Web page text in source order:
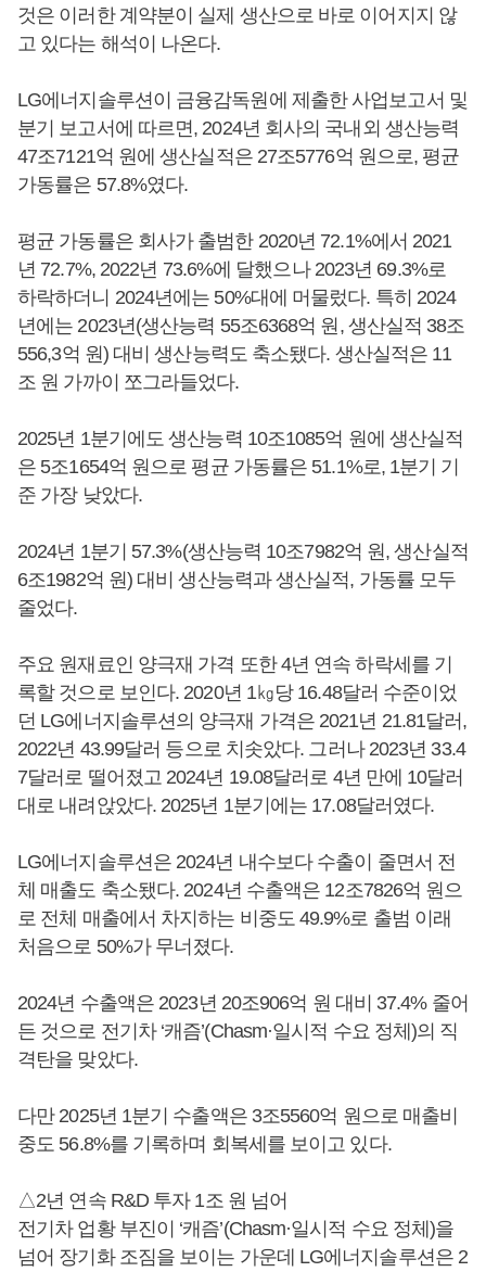
것은 이러한 계약분이 실제 생산으로 바로 이어지지 않
고 있다는 해석이 나온다.
LG에너지솔루션이 금융감독원에 제출한 사업보고서 및
분기 보고서에 따르면, 2024년 회사의 국내외 생산능력
47조7121억 원에 생산실적은 27조5776억 원으로, 평균
가동률은 57.8%였다.
평균 가동률은 회사가 출범한 2020년 72.1%에서 2021
년 72.7%, 2022년 73.6%에 달했으나 2023년 69.3%로
하락하더니 2024년에는 50%대에 머물렀다. 특히 2024
년에는 2023년(생산능력 55조6368억 원, 생산실적 38조
556,3억 원) 대비 생산능력도 축소됐다. 생산실적은 11
조 원 가까이 쪼그라들었다.
2025년 1분기에도 생산능력 10조1085억 원에 생산실적
은 5조1654억 원으로 평균 가동률은 51.1%로, 1분기 기
준 가장 낮았다.
2024년 1분기 57.3%(생산능력 10조7982억 원, 생산실적
6조1982억 원) 대비 생산능력과 생산실적, 가동률 모두
줄었다.
주요 원재료인 양극재 가격 또한 4년 연속 하락세를 기
록할 것으로 보인다. 2020년 1㎏당 16.48달러 수준이었
던 LG에너지솔루션의 양극재 가격은 2021년 21.81달러,
2022년 43.99달러 등으로 치솟았다. 그러나 2023년 33.4
7달러로 떨어졌고 2024년 19.08달러로 4년 만에 10달러
대로 내려앉았다. 2025년 1분기에는 17.08달러였다.
LG에너지솔루션은 2024년 내수보다 수출이 줄면서 전
체 매출도 축소됐다. 2024년 수출액은 12조7826억 원으
로 전체 매출에서 차지하는 비중도 49.9%로 출범 이래
처음으로 50%가 무너졌다.
2024년 수출액은 2023년 20조906억 원 대비 37.4% 줄어
든 것으로 전기차 ‘캐즘’(Chasm·일시적 수요 정체)의 직
격탄을 맞았다.
다만 2025년 1분기 수출액은 3조5560억 원으로 매출비
중도 56.8%를 기록하며 회복세를 보이고 있다.
△2년 연속 R&D 투자 1조 원 넘어
전기차 업황 부진이 ‘캐즘’(Chasm·일시적 수요 정체)을
넘어 장기화 조짐을 보이는 가운데 LG에너지솔루션은 2